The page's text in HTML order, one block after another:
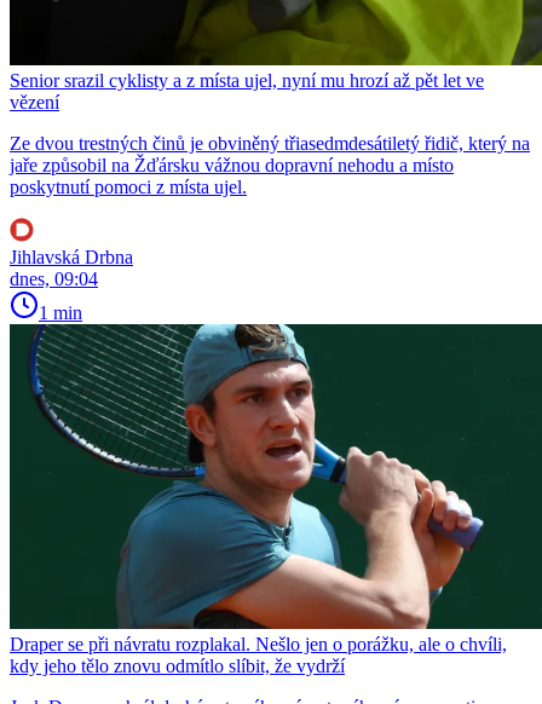
Senior srazil cyklisty a z místa ujel, nyní mu hrozí až pět let ve
vězení
Ze dvou trestných činů je obviněný třiasedmdesátiletý řidič, který na
jaře způsobil na Žďársku vážnou dopravní nehodu a místo
poskytnutí pomoci z místa ujel.
Jihlavská Drbna
dnes, 09:04
1 min
Draper se při návratu rozplakal. Nešlo jen o porážku, ale o chvíli,
kdy jeho tělo znovu odmítlo slíbit, že vydrží